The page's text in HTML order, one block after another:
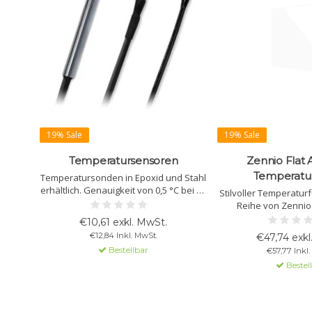
19% Sale
Temperatursensoren
Temperatursonden in Epoxid und Stahl
erhältlich. Genauigkeit von 0,5 °C bei 25
°C, mit IP67-Schutz und 3 m Kabel. Ideal
für verschiedene
Installationsbedingungen und
Messanwendungen.
€10,61 exkl. MwSt.
€12,84 Inkl. MwSt.
Bestellbar
19% Sale
Zennio Flat
Stilvoller
Reihe von
Integration in Ihre
Standarddose, 0,5
25 °C. Erhältlich in
Silber und
€47,74
€57,77 Inkl.